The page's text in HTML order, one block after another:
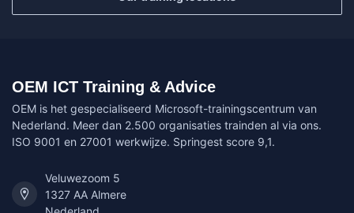
OEM ICT Training & Advice
OEM is het gespecialiseerd Microsoft-trainingscentrum van
Nederland. Meer dan 2.500 organisaties trainden al via ons.
ISO 9001 en 27001 werkwijze. Springest score 9,1.
Veluwezoom 5
1327 AA Almere